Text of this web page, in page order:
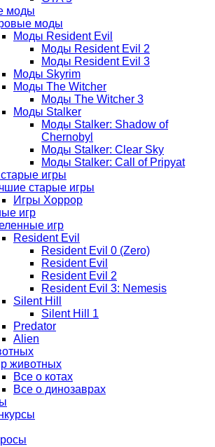
моды
моды
Моды Resident Evil
Моды Resident Evil 2
Моды Resident Evil 3
Моды Skyrim
Моды The Witcher
Моды The Witcher 3
Моды Stalker
Моды Stalker: Shadow of
Chernobyl
Моды Stalker: Clear Sky
Моды Stalker: Call of Pripyat
игры
старые игры
Игры Хоррор
игр
игр
Resident Evil
Resident Evil 0 (Zero)
Resident Evil
Resident Evil 2
Resident Evil 3: Nemesis
Silent Hill
Silent Hill 1
Predator
Alien
животных
Все о котах
Все о динозаврах